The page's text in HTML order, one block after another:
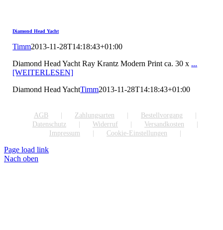
Diamond Head Yacht
Timm2013-11-28T14:18:43+01:00
Diamond Head Yacht Ray Krantz Modern Print ca. 30 x ...
[WEITERLESEN]
Diamond Head YachtTimm2013-11-28T14:18:43+01:00
AGB Zahlungsarten
Bestellvorgang
Datenschutz
Widerruf
Versandkosten
Impressum
Cookie-Einstellungen
Page load link
Nach oben